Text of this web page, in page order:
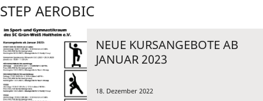
STEP AEROBIC
NEUE KURSANGEBOTE AB
JANUAR 2023
18. Dezember 2022